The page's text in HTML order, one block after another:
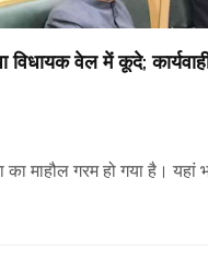
विधायक वेल में कूदे;
माहौल गरम हो गया है। यहां